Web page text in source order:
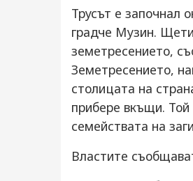
Трусът е започнал
градче Музин.
земетресението,
Земетресението,
столицата на
прибере вкъщи.
семействата на
Властите